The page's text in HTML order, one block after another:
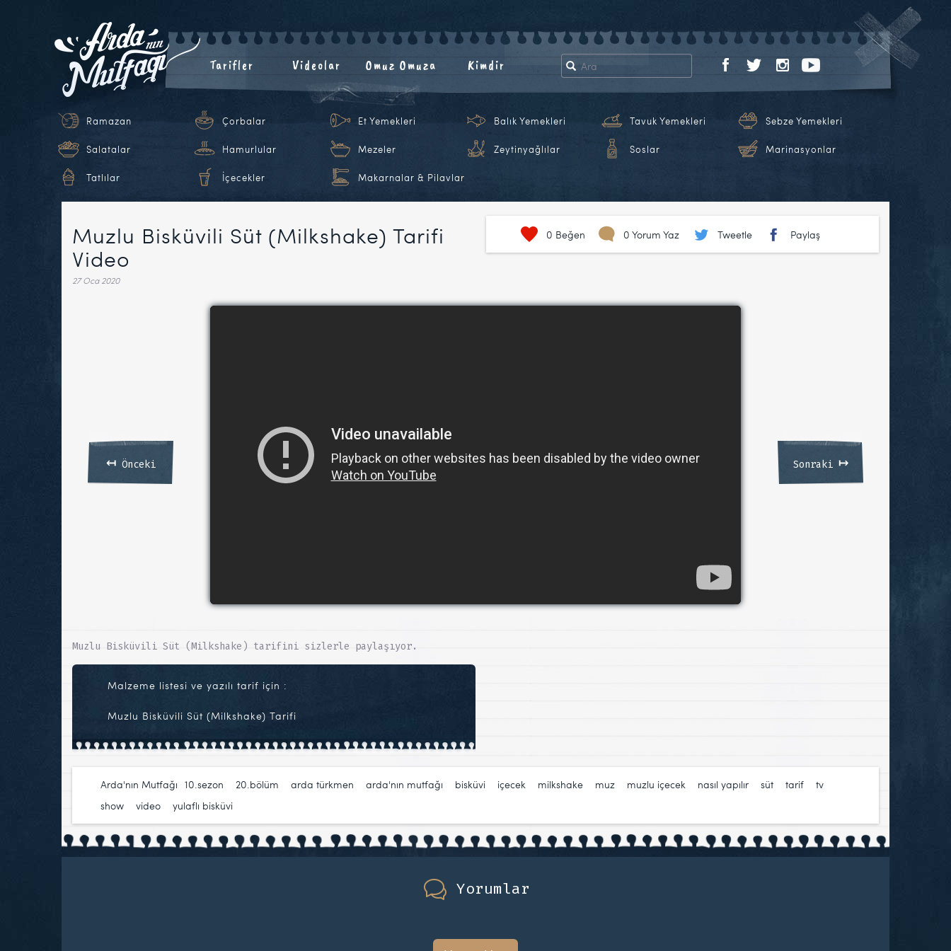
Tarifler Videolar Omuz Omuza Kimdir
Ramazan Çorbalar Et Yemekleri Balık Yemekleri Tavuk Yemekleri Sebze Yemekleri
Salatalar Hamurlular Mezeler Zeytinyağlılar Soslar Marinasyonlar
Tatlılar İçecekler Makarnalar & Pilavlar
Muzlu Bisküvili Süt (Milkshake) Tarifi
Video
27 Oca 2020
0 Beğen 0 Yorum Yaz Tweetle Paylaş
↤Önceki Sonraki ↦
Muzlu Bisküvili Süt (Milkshake) tarifini sizlerle paylaşıyor.
Malzeme listesi ve yazılı tarif için :
Muzlu Bisküvili Süt (Milkshake) Tarifi
Arda'nın Mutfağı 10.sezon 20.bölüm arda türkmen arda'nın mutfağı bisküvi içecek milkshake muz muzlu içecek nasıl yapılır süt tarif
tv
show
video yulaflı bisküvi
Yorumlar